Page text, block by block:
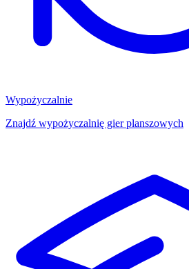
Wypożyczalnie
Znajdź wypożyczalnię gier planszowych